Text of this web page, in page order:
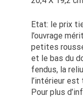
Etat: le prix
l’ouvrage
petites
et le bas du
fendus, la
l’intérieur
Pour plus